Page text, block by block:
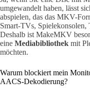
umgewandelt haben, lässt
abspielen, das das MKV-
Smart-TVs, Spielekonsolen,
Deshalb ist MakeMKV
eine Mediabibliothek mit
möchten.
Warum blockiert mein
AACS-Dekodierung?